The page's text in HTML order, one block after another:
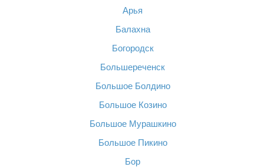
Арья
Балахна
Богородск
Большереченск
Большое Болдино
Большое Козино
Большое Мурашкино
Большое Пикино
Бор